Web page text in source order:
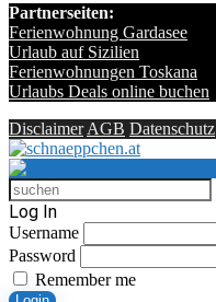
Partnerseiten:
Ferienwohnung Gardasee
Urlaub auf Sizilien
Ferienwohnungen Toskana
Urlaubs Deals online buchen
Disclaimer AGB Datenschutz
Log In
Username
Password
Remember me